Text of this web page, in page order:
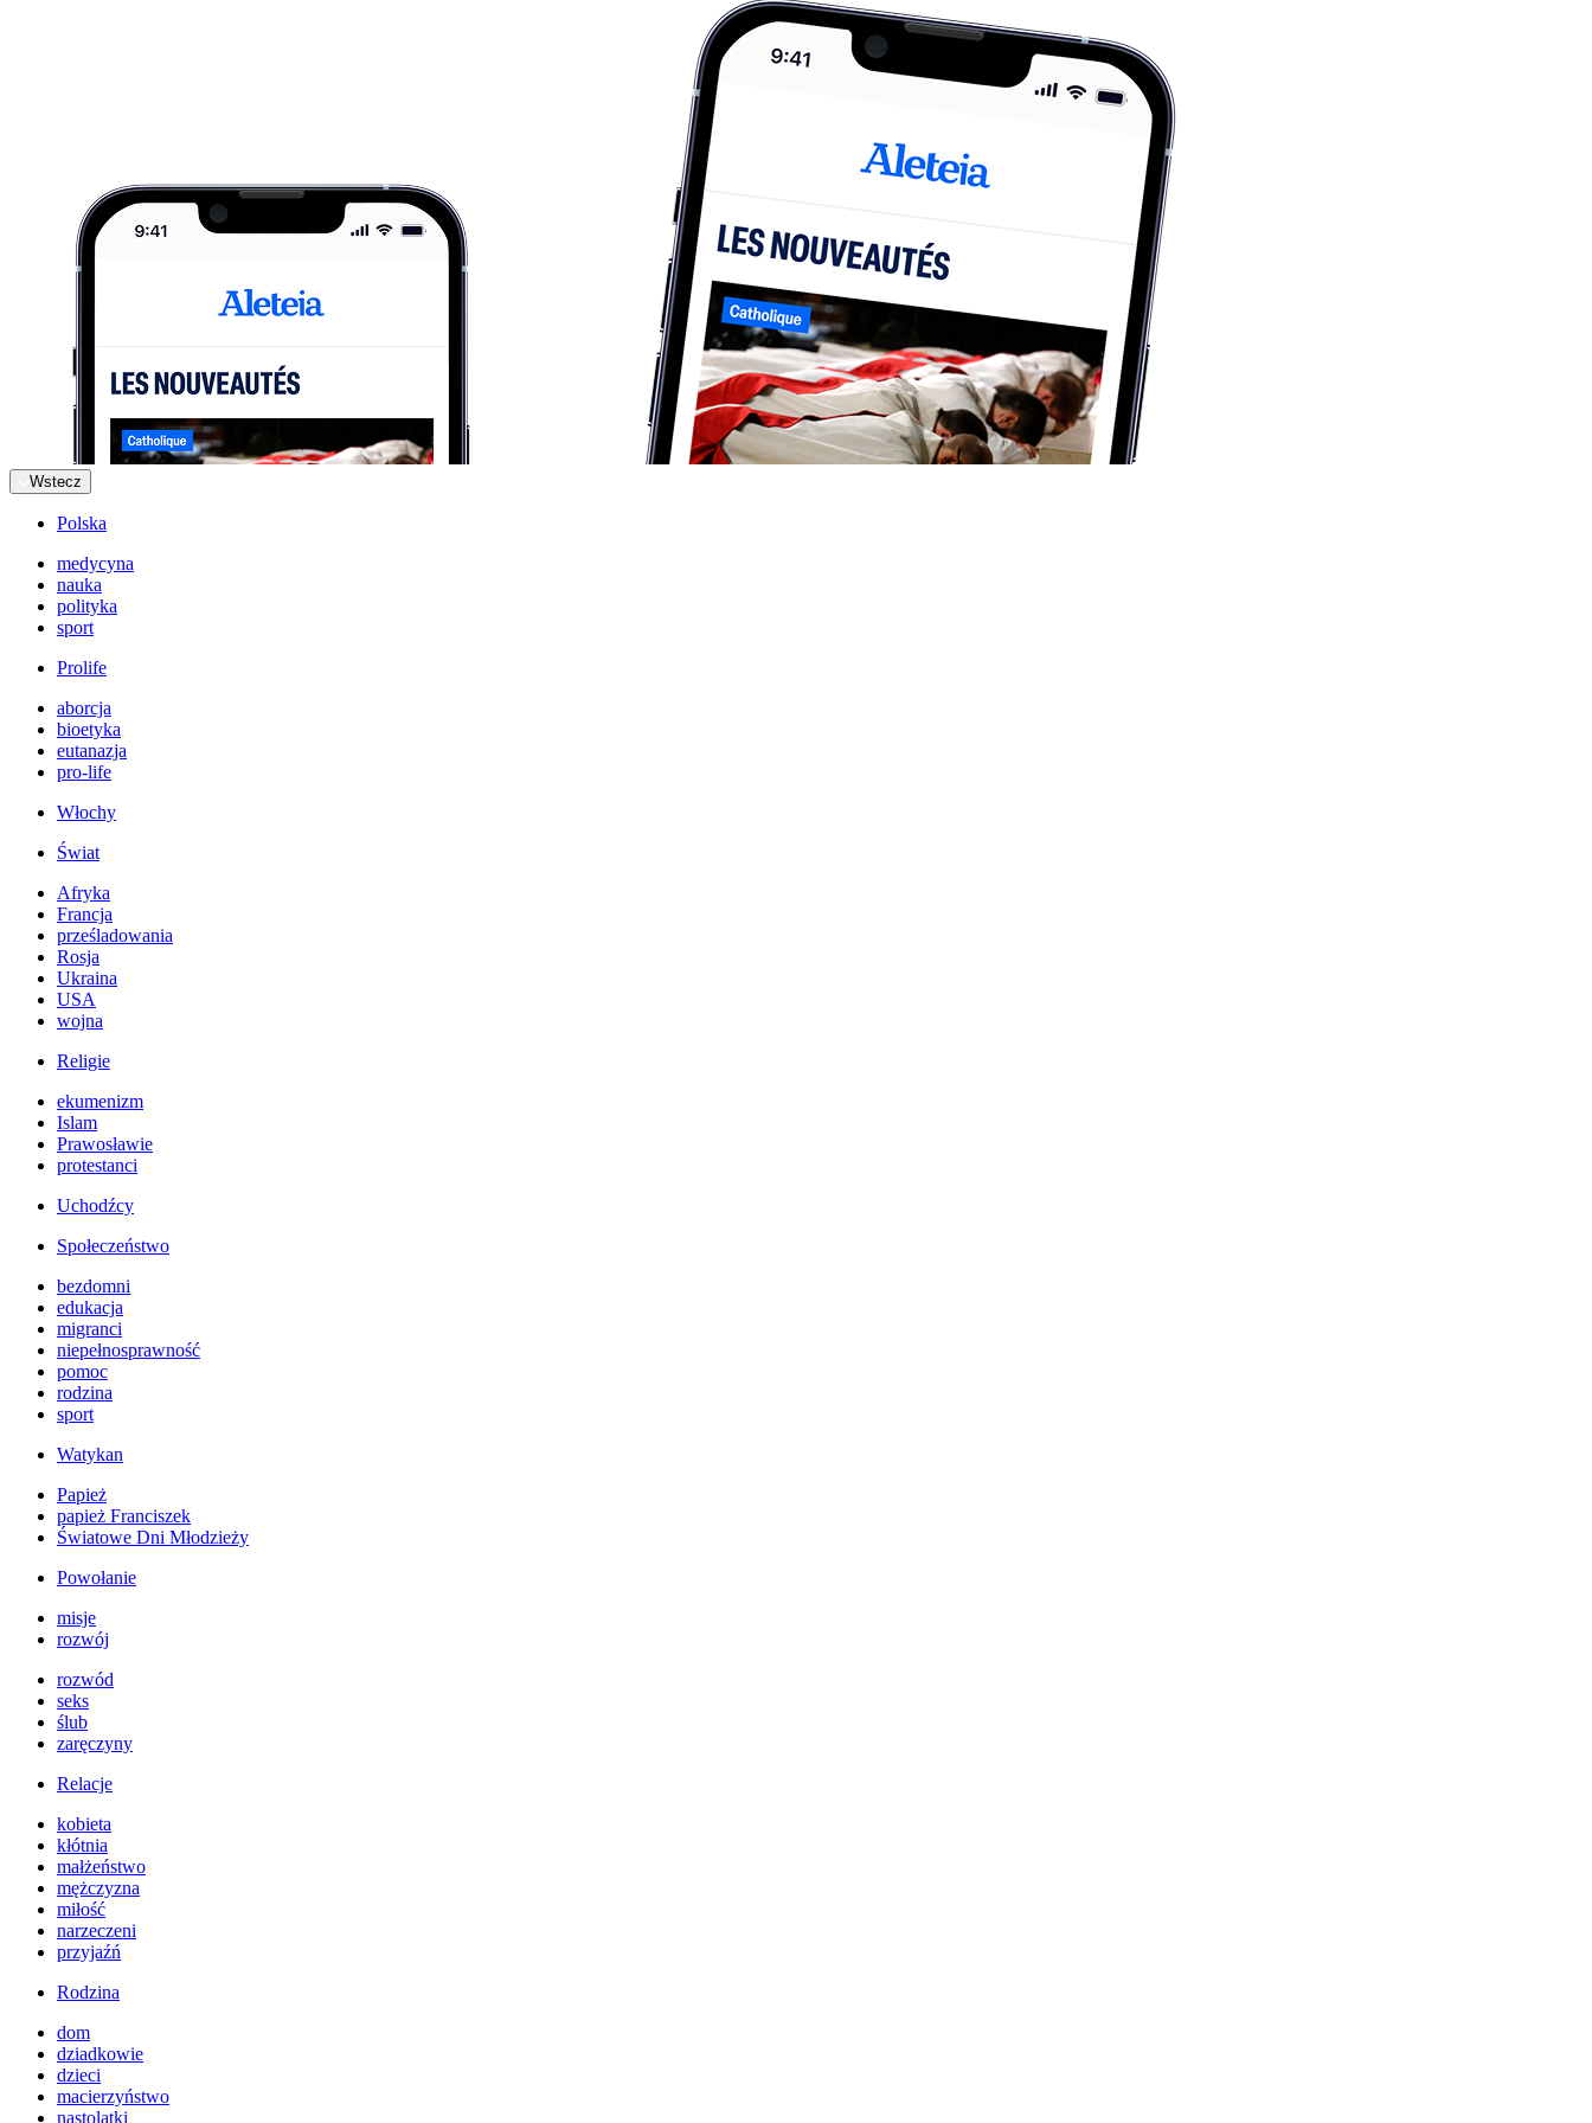
Wstecz
Polska
medycyna
nauka
polityka
sport
Prolife
aborcja
bioetyka
eutanazja
pro-life
Włochy
Świat
Afryka
Francja
prześladowania
Rosja
Ukraina
USA
wojna
Religie
ekumenizm
Islam
Prawosławie
protestanci
Uchodźcy
Społeczeństwo
bezdomni
edukacja
migranci
niepełnosprawność
pomoc
rodzina
sport
Watykan
Papież
papież Franciszek
Światowe Dni Młodzieży
Powołanie
misje
rozwój
rozwód
seks
ślub
zaręczyny
Relacje
kobieta
kłótnia
małżeństwo
mężczyzna
miłość
narzeczeni
przyjaźń
Rodzina
dom
dziadkowie
dzieci
macierzyństwo
nastolatki